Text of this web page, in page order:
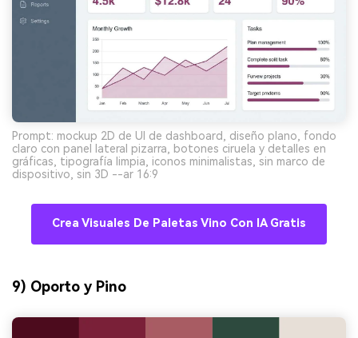
Prompt: mockup 2D de UI de dashboard, diseño plano, fondo
claro con panel lateral pizarra, botones ciruela y detalles en
gráficas, tipografía limpia, iconos minimalistas, sin marco de
dispositivo, sin 3D --ar 16:9
Crea Visuales De Paletas Vino Con IA Gratis
9) Oporto y Pino